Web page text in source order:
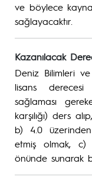
ve böylece
sağlayacaktır.
Kazanılacak
Deniz Bilimleri
lisans
sağlaması
karşılığı) ders
b) 4.0
etmiş olmak, c)
önünde sunarak